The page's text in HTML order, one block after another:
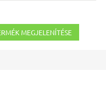
MEGJELENÍTÉSE